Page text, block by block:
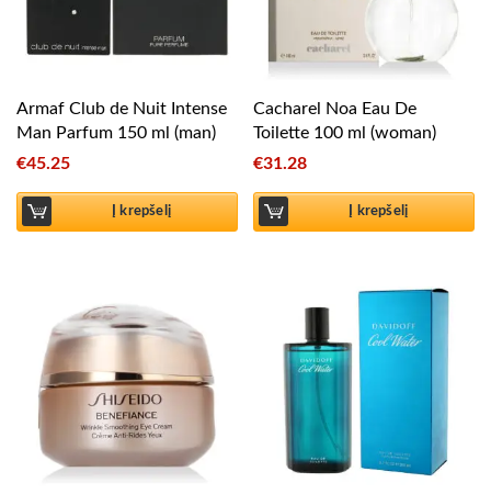
Armaf Club de Nuit Intense
Man Parfum 150 ml (man)
€45.25
Į krepšelį
Cacharel Noa Eau De
Toilette 100 ml (woman)
€31.28
Į krepšelį